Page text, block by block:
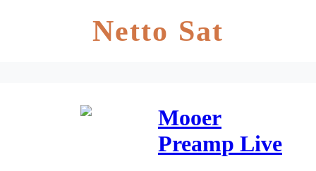
Netto Sat
Mooer
Preamp Live